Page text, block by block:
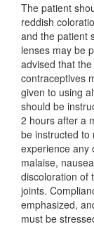
The patient
reddish
and the patient
lenses may be
advised that
contraceptives
given to using
should be
2 hours after a
be instructed to
experience any
malaise,
discoloration of
joints.
emphasized,
must be